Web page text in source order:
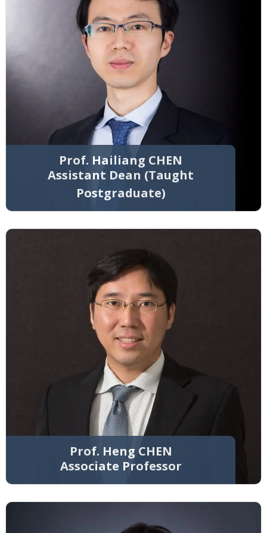
Prof. Hailiang CHEN
Assistant Dean (Taught
Postgraduate)
Prof. Heng CHEN
Associate Professor